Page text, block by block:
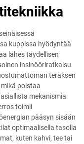
kuppissa hyödyntää
lähes täydellisen
insinööriratkaisu
teräksen
poistaa
mekanismia:
toimii
pääsyn sisään
optimaalisella tasolla
kuten kahvi, tee tai